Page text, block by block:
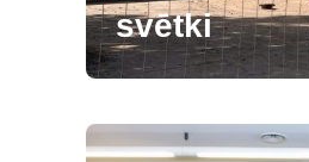
svētki